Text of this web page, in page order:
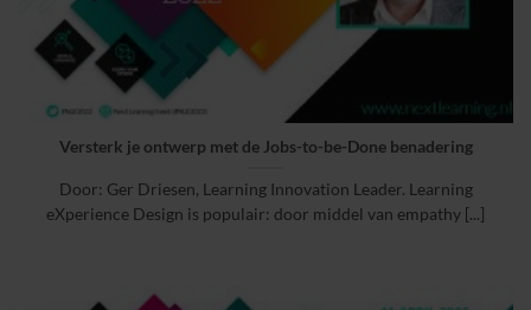
Versterk je ontwerp met de Jobs-to-be-Done benadering
Door: Ger Driesen, Learning Innovation Leader. Learning
eXperience Design is populair: door middel van empathy [...]